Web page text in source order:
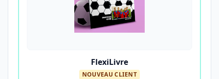
FlexiLivre
NOUVEAU CLIENT